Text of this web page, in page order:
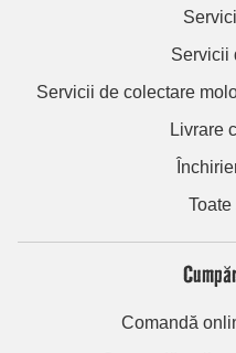
Servicii
Servicii de colectare
Livrare
Comandă